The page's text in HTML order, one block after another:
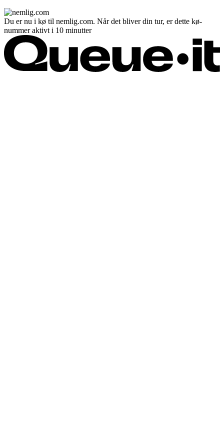
Du er nu i kø til nemlig.com. Når det bliver din tur, er dette kø-
nummer aktivt i 10 minutter